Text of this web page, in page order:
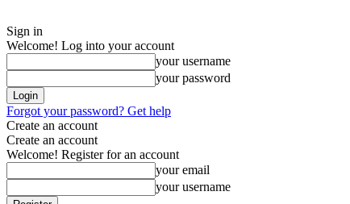
Sign in
Welcome! Log into your account
your username
your password
Forgot your password? Get help
Create an account
Create an account
Welcome! Register for an account
your email
your username